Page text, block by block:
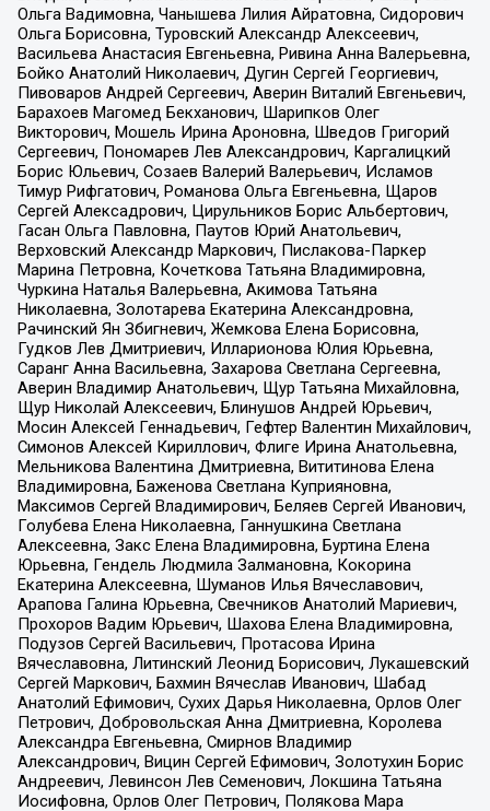
Ольга Вадимовна, Чанышева Лилия Айратовна, Сидорович
Ольга Борисовна, Туровский Александр Алексеевич,
Васильева Анастасия Евгеньевна, Ривина Анна Валерьевна,
Бойко Анатолий Николаевич, Дугин Сергей Георгиевич,
Пивоваров Андрей Сергеевич, Аверин Виталий Евгеньевич,
Барахоев Магомед Бекханович, Шарипков Олег
Викторович, Мошель Ирина Ароновна, Шведов Григорий
Сергеевич, Пономарев Лев Александрович, Каргалицкий
Борис Юльевич, Созаев Валерий Валерьевич, Исламов
Тимур Рифгатович, Романова Ольга Евгеньевна, Щаров
Сергей Алексадрович, Цирульников Борис Альбертович,
Гасан Ольга Павловна, Паутов Юрий Анатольевич,
Верховский Александр Маркович, Пислакова-Паркер
Марина Петровна, Кочеткова Татьяна Владимировна,
Чуркина Наталья Валерьевна, Акимова Татьяна
Николаевна, Золотарева Екатерина Александровна,
Рачинский Ян Збигневич, Жемкова Елена Борисовна,
Гудков Лев Дмитриевич, Илларионова Юлия Юрьевна,
Саранг Анна Васильевна, Захарова Светлана Сергеевна,
Аверин Владимир Анатольевич, Щур Татьяна Михайловна,
Щур Николай Алексеевич, Блинушов Андрей Юрьевич,
Мосин Алексей Геннадьевич, Гефтер Валентин Михайлович,
Симонов Алексей Кириллович, Флиге Ирина Анатольевна,
Мельникова Валентина Дмитриевна, Вититинова Елена
Владимировна, Баженова Светлана Куприяновна,
Максимов Сергей Владимирович, Беляев Сергей Иванович,
Голубева Елена Николаевна, Ганнушкина Светлана
Алексеевна, Закс Елена Владимировна, Буртина Елена
Юрьевна, Гендель Людмила Залмановна, Кокорина
Екатерина Алексеевна, Шуманов Илья Вячеславович,
Арапова Галина Юрьевна, Свечников Анатолий Мариевич,
Прохоров Вадим Юрьевич, Шахова Елена Владимировна,
Подузов Сергей Васильевич, Протасова Ирина
Вячеславовна, Литинский Леонид Борисович, Лукашевский
Сергей Маркович, Бахмин Вячеслав Иванович, Шабад
Анатолий Ефимович, Сухих Дарья Николаевна, Орлов Олег
Петрович, Добровольская Анна Дмитриевна, Королева
Александра Евгеньевна, Смирнов Владимир
Александрович, Вицин Сергей Ефимович, Золотухин Борис
Андреевич, Левинсон Лев Семенович, Локшина Татьяна
Иосифовна, Орлов Олег Петрович, Полякова Мара